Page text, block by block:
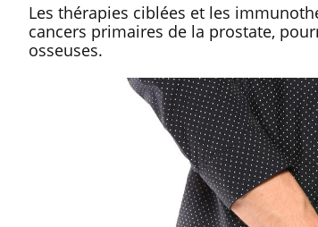
Les thérapies ciblées et les
cancers primaires de la prostate,
osseuses.